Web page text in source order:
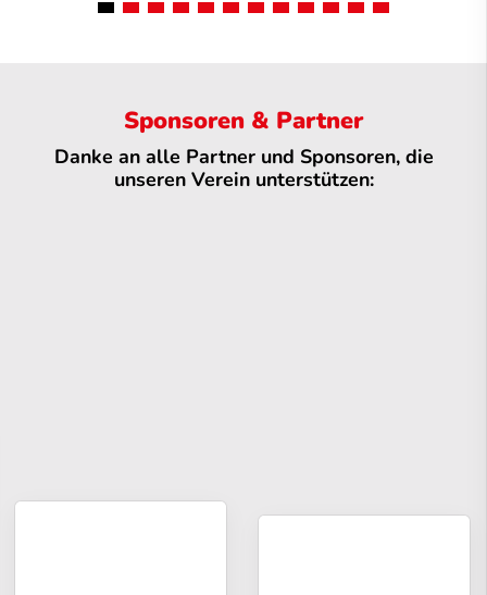
Sponsoren & Partner
Danke an alle Partner und Sponsoren, die
unseren Verein unterstützen: